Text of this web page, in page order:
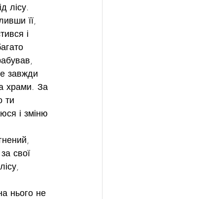
лісу.
її,
і
завжди
храми. За
ти
і зміню
свої
нього не